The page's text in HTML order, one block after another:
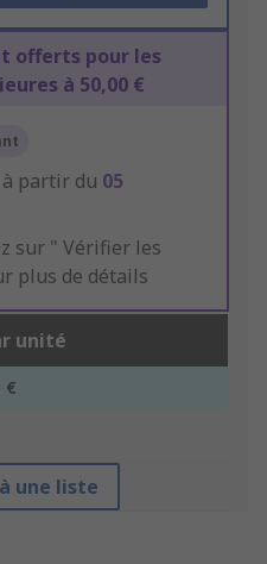
offerts pour les
à 50,00 €
partir du 05
sur " Vérifier les
plus de détails
unité
€
une liste